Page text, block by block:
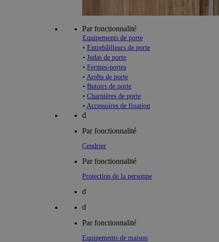
Par fonctionnalité
Equipements de porte
• Entrebâilleurs de porte
• Judas de porte
• Fermes-portes
• Arrêts de porte
• Butoirs de porte
• Charnières de porte
• Accessoires de fixation
d
Par fonctionnalité
Cendrier
Par fonctionnalité
Protection de la personne
d
d
Par fonctionnalité
Equipements de maison